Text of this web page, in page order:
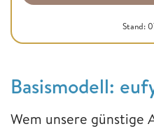
Stand:
Basismodell:
Wem unsere günstige